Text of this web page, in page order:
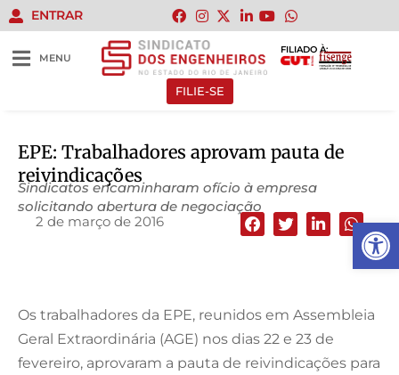
Abrir
ENTRAR
MENU
FILIADO À:
FILIE-SE
EPE: Trabalhadores aprovam pauta de
reivindicações
Sindicatos encaminharam ofício à empresa
solicitando abertura de negociação
2 de março de 2016
Os trabalhadores da EPE, reunidos em Assembleia
Geral Extraordinária (AGE) nos dias 22 e 23 de
fevereiro, aprovaram a pauta de reivindicações para